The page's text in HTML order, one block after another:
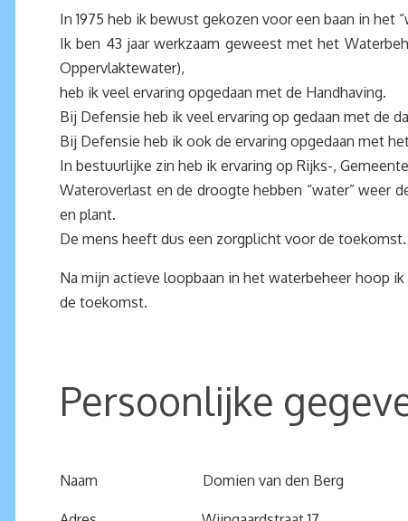
In 1975 heb ik bewust gekozen voor een baan in het
Ik ben 43 jaar werkzaam geweest met het
Oppervlaktewater),
heb ik veel ervaring opgedaan met de Handhaving.
Bij Defensie heb ik veel ervaring op gedaan met de
Bij Defensie heb ik ook de ervaring opgedaan met
In bestuurlijke zin heb ik ervaring op Rijks-,
Wateroverlast en de droogte hebben “water” weer
en plant.
De mens heeft dus een zorgplicht voor de toekomst.
Na mijn actieve loopbaan in het waterbeheer hoop
de toekomst.
Persoonlijke
Naam Domien van den Berg